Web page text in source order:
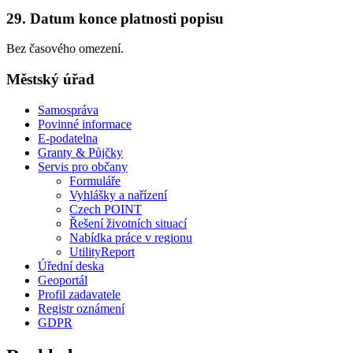
29. Datum konce platnosti popisu
Bez časového omezení.
Městský úřad
Samospráva
Povinné informace
E-podatelna
Granty & Půjčky
Servis pro občany
Formuláře
Vyhlášky a nařízení
Czech POINT
Řešení životních situací
Nabídka práce v regionu
UtilityReport
Úřední deska
Geoportál
Profil zadavatele
Registr oznámení
GDPR